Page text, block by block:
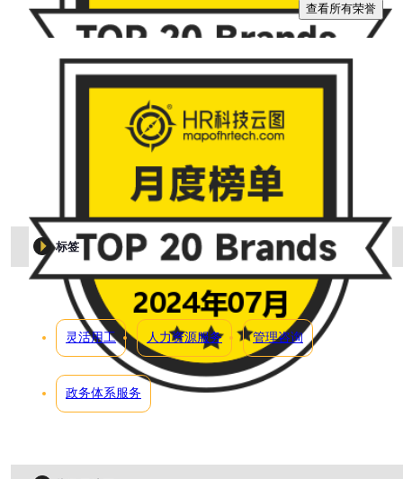
查看所有荣誉
标签
灵活用工 人力资源服务 管理咨询
政务体系服务